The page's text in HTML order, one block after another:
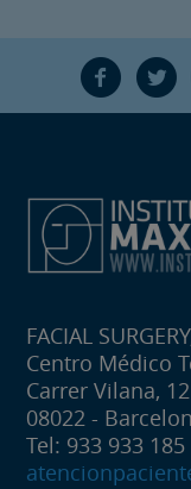
F T
FACIAL
Centro Médico
Carrer Vilana,
08022 -
Tel: 933 933 185